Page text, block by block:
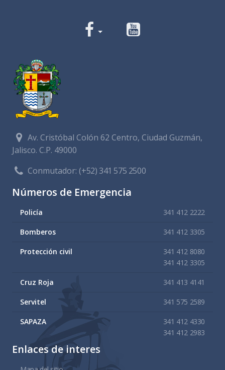
Av. Cristóbal Colón 62 Centro, Ciudad Guzmán,
Jalisco. C.P. 49000
Conmutador:(+52) 341 575 2500
Números de Emergencia
Policía 341 412 2222
Bomberos 341 412 3305
Protección civil
341 412 8080
341 412 3305
Cruz Roja 341 413 4141
Servitel 341 575 2589
SAPAZA
341 412 4330
341 412 2983
Enlaces de interes